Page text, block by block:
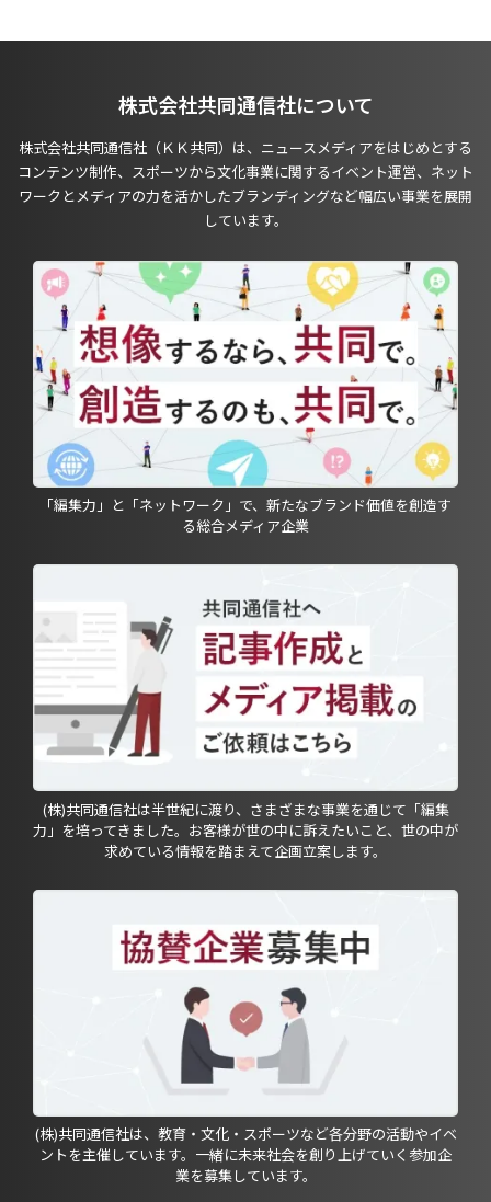
株式会社共同通信社について
株式会社共同通信社（ＫＫ共同）は、ニュースメディアをはじめとする
コンテンツ制作、スポーツから文化事業に関するイベント運営、ネット
ワークとメディアの力を活かしたブランディングなど幅広い事業を展開
しています。
「編集力」と「ネットワーク」で、新たなブランド価値を創造す
る総合メディア企業
(株)共同通信社は半世紀に渡り、さまざまな事業を通じて「編集
力」を培ってきました。お客様が世の中に訴えたいこと、世の中が
求めている情報を踏まえて企画立案します。
(株)共同通信社は、教育・文化・スポーツなど各分野の活動やイベ
ントを主催しています。一緒に未来社会を創り上げていく参加企
業を募集しています。